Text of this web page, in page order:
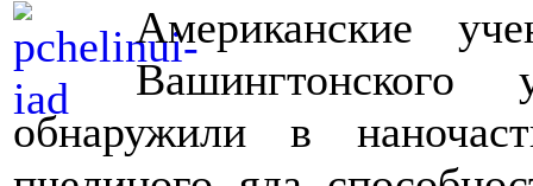
Американские
Вашингтонского
обнаружили в